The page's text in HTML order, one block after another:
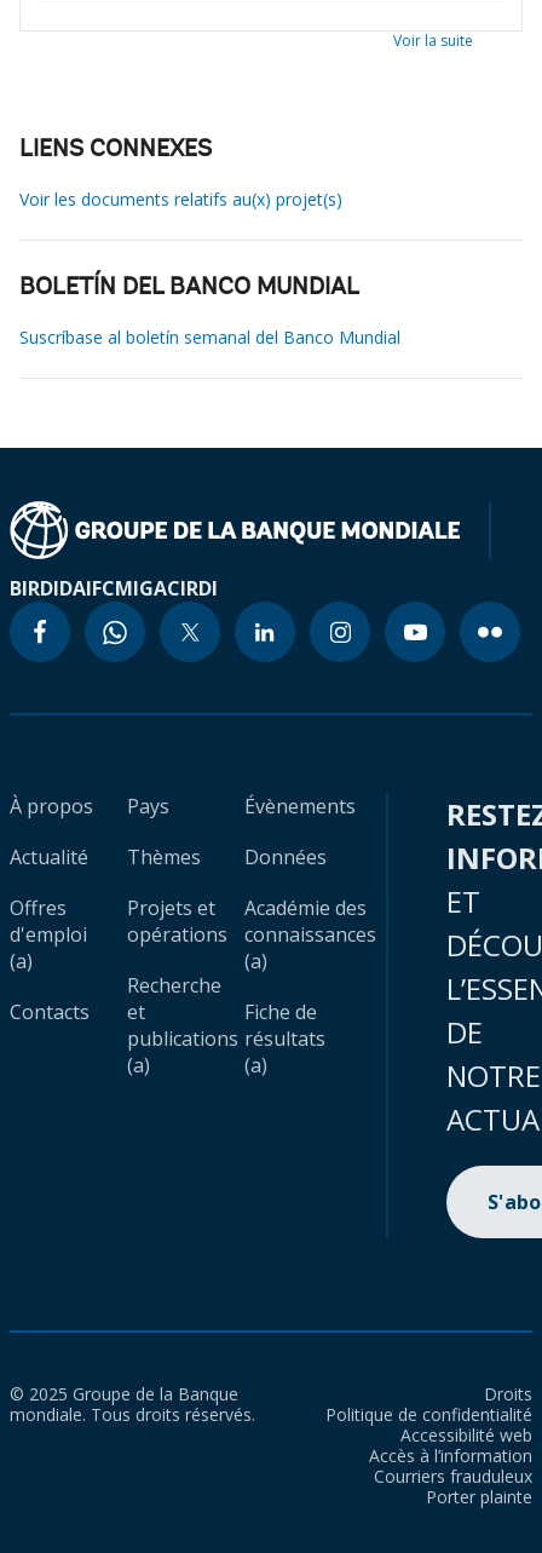
Voir la suite
LIENS CONNEXES
Voir les documents relatifs au(x) projet(s)
BOLETÍN DEL BANCO MUNDIAL
Suscríbase al boletín semanal del Banco Mundial
BIRDIDAIFCMIGACIRDI
À propos
Actualité
Offres
d'emploi
(a)
Contacts
Pays
Thèmes
Projets et
opérations
Recherche
et
publications
(a)
Évènements
Données
Académie des
connaissances
(a)
Fiche de
résultats
(a)
ET
DE
NOTRE
© 2025 Groupe de la Banque
mondiale. Tous droits réservés.
Droits
Politique de confidentialité
Accessibilité web
Accès à l’information
Courriers frauduleux
Porter plainte